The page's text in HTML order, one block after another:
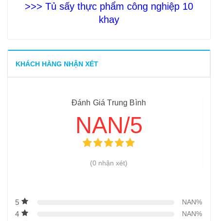
>>> Tủ sấy thực phẩm công nghiệp 10
khay
KHÁCH HÀNG NHẬN XÉT
Đánh Giá Trung Bình
NAN/5
(0 nhận xét)
5 NAN%
4 NAN%